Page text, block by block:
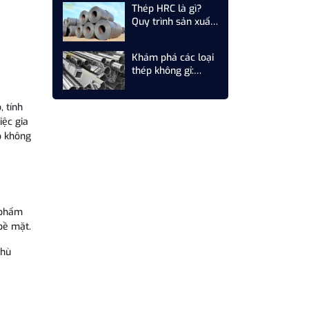
tính
gia
không
mặt.
Thép HRC là gì?
Quy trình sản xuất
Khám phá các loại
thép không gỉ:
biến hiện nay